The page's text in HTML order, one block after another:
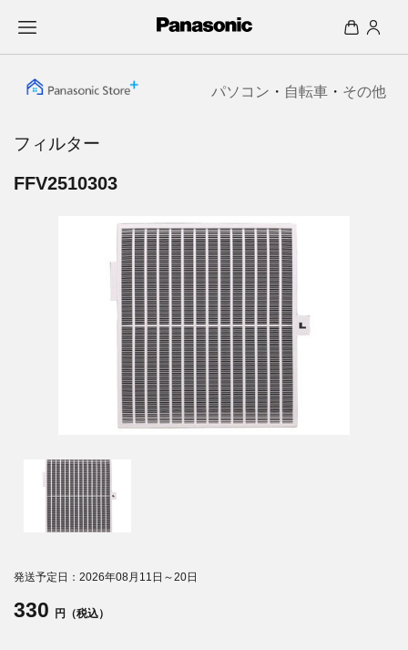
パソコン ・ 自転車 ・ その他
フィルター
FFV2510303
発送予定日：2026年08月11日～20日
330 円（税込）